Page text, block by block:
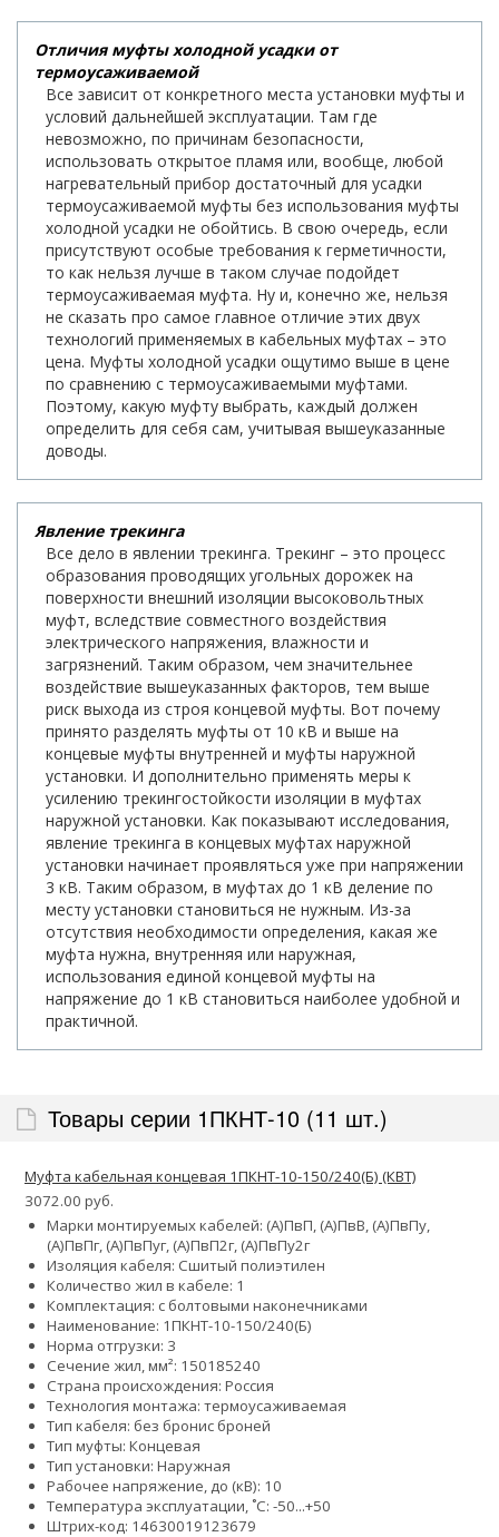
Отличия муфты холодной усадки от
термоусаживаемой
Все зависит от конкретного места установки муфты и
условий дальнейшей эксплуатации. Там где
невозможно, по причинам безопасности,
использовать открытое пламя или, вообще, любой
нагревательный прибор достаточный для усадки
термоусаживаемой муфты без использования муфты
холодной усадки не обойтись. В свою очередь, если
присутствуют особые требования к герметичности,
то как нельзя лучше в таком случае подойдет
термоусаживаемая муфта. Ну и, конечно же, нельзя
не сказать про самое главное отличие этих двух
технологий применяемых в кабельных муфтах – это
цена. Муфты холодной усадки ощутимо выше в цене
по сравнению с термоусаживаемыми муфтами.
Поэтому, какую муфту выбрать, каждый должен
определить для себя сам, учитывая вышеуказанные
доводы.
Явление трекинга
Все дело в явлении трекинга. Трекинг – это процесс
образования проводящих угольных дорожек на
поверхности внешний изоляции высоковольтных
муфт, вследствие совместного воздействия
электрического напряжения, влажности и
загрязнений. Таким образом, чем значительнее
воздействие вышеуказанных факторов, тем выше
риск выхода из строя концевой муфты. Вот почему
принято разделять муфты от 10 кВ и выше на
концевые муфты внутренней и муфты наружной
установки. И дополнительно применять меры к
усилению трекингостойкости изоляции в муфтах
наружной установки. Как показывают исследования,
явление трекинга в концевых муфтах наружной
установки начинает проявляться уже при напряжении
3 кВ. Таким образом, в муфтах до 1 кВ деление по
месту установки становиться не нужным. Из-за
отсутствия необходимости определения, какая же
муфта нужна, внутренняя или наружная,
использования единой концевой муфты на
напряжение до 1 кВ становиться наиболее удобной и
практичной.
Товары серии 1ПКНТ-10 (11 шт.)
Муфта кабельная концевая 1ПКНТ-10-150/240(Б) (КВТ)
3072.00 руб.
Марки монтируемых кабелей: (А)ПвП, (А)ПвВ, (А)ПвПу,
(А)ПвПг, (А)ПвПуг, (А)ПвП2г, (А)ПвПу2г
Изоляция кабеля: Сшитый полиэтилен
Количество жил в кабеле: 1
Комплектация: с болтовыми наконечниками
Наименование: 1ПКНТ-10-150/240(Б)
Норма отгрузки: 3
Сечение жил, мм²: 150185240
Страна происхождения: Россия
Технология монтажа: термоусаживаемая
Тип кабеля: без бронис броней
Тип муфты: Концевая
Тип установки: Наружная
Рабочее напряжение, до (кВ): 10
Температура эксплуатации, ˚С: -50...+50
Штрих-код: 14630019123679